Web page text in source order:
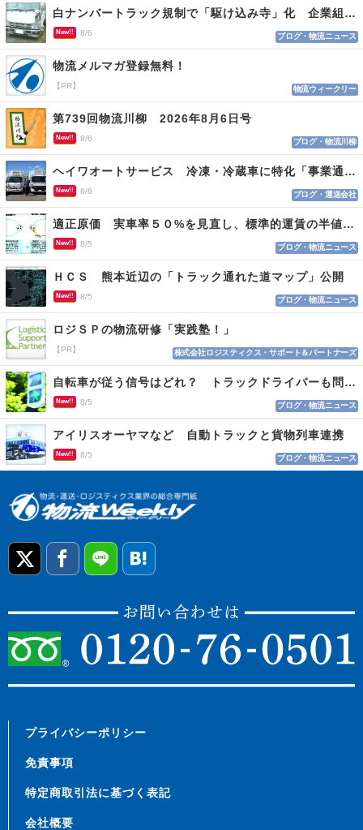
白ナンバートラック規制で「駆け込み寺」化 企業組合が入会基準を見直しへ
New!! 8/6 ブログ・物流ニュース
物流メルマガ登録無料！
【PR】 物流ウィークリー
第739回物流川柳 2026年8月6日号
New!! 8/6 ブログ・物流川柳
ヘイワオートサービス 冷凍・冷蔵車に特化「事業通じ貢献目指す」
New!! 8/6 ブログ・運送会社
適正原価 実車率５０%を見直し、標準的運賃の半値の恐れも
New!! 8/5 ブログ・物流ニュース
ＨＣＳ 熊本近辺の「トラック通れた道マップ」公開
New!! 8/5 ブログ・物流ニュース
ロジＳＰの物流研修「実践塾！」
【PR】 株式会社ロジスティクス・サポート＆パートナーズ
自転車が従う信号はどれ？ トラックドライバーも問われる認識
New!! 8/5 ブログ・物流ニュース
アイリスオーヤマなど 自動トラックと貨物列車連携
New!! 8/5 ブログ・物流ニュース
プライバシーポリシー
免責事項
特定商取引法に基づく表記
会社概要